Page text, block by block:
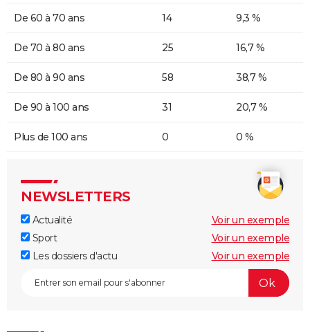
De 60 à 70 ans 14 9,3 %
De 70 à 80 ans 25 16,7 %
De 80 à 90 ans 58 38,7 %
De 90 à 100 ans 31 20,7 %
Plus de 100 ans 0 0 %
NEWSLETTERS
Actualité
Voir un exemple
Sport
Voir un exemple
Les dossiers d'actu
Voir un exemple